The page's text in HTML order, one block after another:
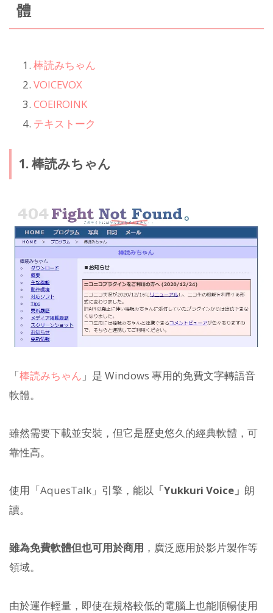
體
棒読みちゃん
VOICEVOX
COEIROINK
テキストーク
1. 棒読みちゃん
「棒読みちゃん 」是 Windows 專用的免費文字轉語音
軟體。
雖然需要下載並安裝，但它是歷史悠久的經典軟體，可
靠性高。
使用「AquesTalk」引擎，能以 「Yukkuri Voice」 朗
讀。
雖為免費軟體但也可用於商用 ，廣泛應用於影片製作等
領域。
由於運作輕量，即使在規格較低的電腦上也能順暢使用